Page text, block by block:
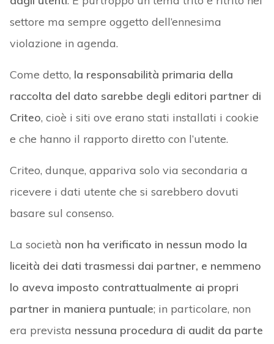
settore ma sempre oggetto dell’ennesima
violazione in agenda.
Come detto, la responsabilità primaria della
raccolta del dato sarebbe degli editori partner di
Criteo, cioè i siti ove erano stati installati i cookie
e che hanno il rapporto diretto con l’utente.
Criteo, dunque, appariva solo via secondaria a
ricevere i dati utente che si sarebbero dovuti
basare sul consenso.
La società non ha verificato in nessun modo la
liceità dei dati trasmessi dai partner, e nemmeno
lo aveva imposto contrattualmente ai propri
partner in maniera puntuale; in particolare, non
era prevista nessuna procedura di audit da parte